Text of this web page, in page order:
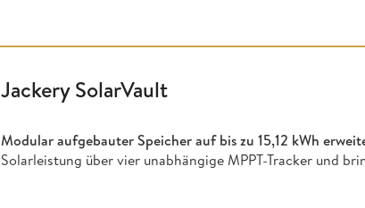
Jackery SolarVault
Modular aufgebauter Speicher auf bis zu 15,12 kWh
Solarleistung über vier unabhängige MPPT-Tracker und